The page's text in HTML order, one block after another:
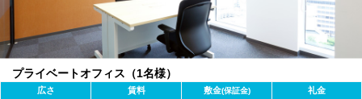
プライベートオフィス（1名様）
広さ 賃料 敷金(保証金) 礼金